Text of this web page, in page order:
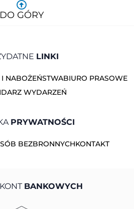
DO GÓRY
LINKI
I NABOŻEŃSTWABIURO PRASOWE
WYDARZEŃ
PRYWATNOŚCI
BEZBRONNYCHKONTAKT
BANKOWYCH